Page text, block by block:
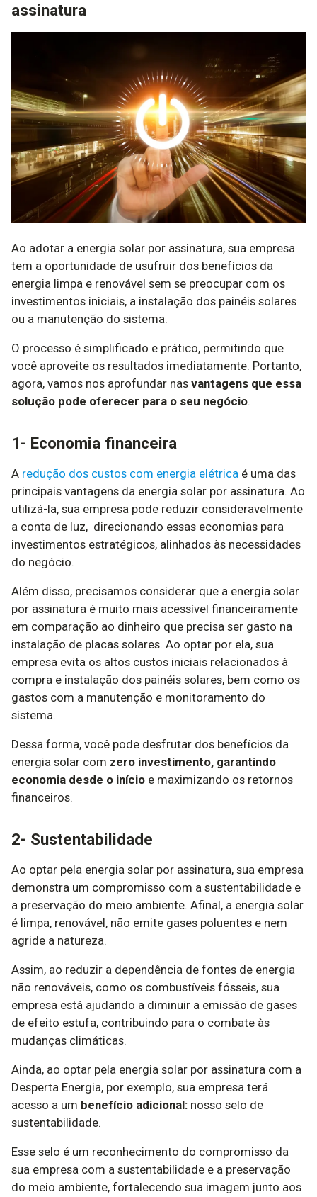
assinatura
Ao adotar a energia solar por assinatura, sua empresa
tem a oportunidade de usufruir dos benefícios da
energia limpa e renovável sem se preocupar com os
investimentos iniciais, a instalação dos painéis solares
ou a manutenção do sistema.
O processo é simplificado e prático, permitindo que
você aproveite os resultados imediatamente. Portanto,
agora, vamos nos aprofundar nas vantagens que essa
solução pode oferecer para o seu negócio.
1- Economia financeira
A redução dos custos com energia elétrica é uma das
principais vantagens da energia solar por assinatura. Ao
utilizá-la, sua empresa pode reduzir consideravelmente
a conta de luz, direcionando essas economias para
investimentos estratégicos, alinhados às necessidades
do negócio.
Além disso, precisamos considerar que a energia solar
por assinatura é muito mais acessível financeiramente
em comparação ao dinheiro que precisa ser gasto na
instalação de placas solares. Ao optar por ela, sua
empresa evita os altos custos iniciais relacionados à
compra e instalação dos painéis solares, bem como os
gastos com a manutenção e monitoramento do
sistema.
Dessa forma, você pode desfrutar dos benefícios da
energia solar com zero investimento, garantindo
economia desde o início e maximizando os retornos
financeiros.
2- Sustentabilidade
Ao optar pela energia solar por assinatura, sua empresa
demonstra um compromisso com a sustentabilidade e
a preservação do meio ambiente. Afinal, a energia solar
é limpa, renovável, não emite gases poluentes e nem
agride a natureza.
Assim, ao reduzir a dependência de fontes de energia
não renováveis, como os combustíveis fósseis, sua
empresa está ajudando a diminuir a emissão de gases
de efeito estufa, contribuindo para o combate às
mudanças climáticas.
Ainda, ao optar pela energia solar por assinatura com a
Desperta Energia, por exemplo, sua empresa terá
acesso a um benefício adicional: nosso selo de
sustentabilidade.
Esse selo é um reconhecimento do compromisso da
sua empresa com a sustentabilidade e a preservação
do meio ambiente, fortalecendo sua imagem junto aos